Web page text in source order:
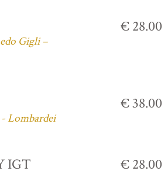
Gigli –
€ 28.00
Lombardei
€ 38.00
IGT € 28.00